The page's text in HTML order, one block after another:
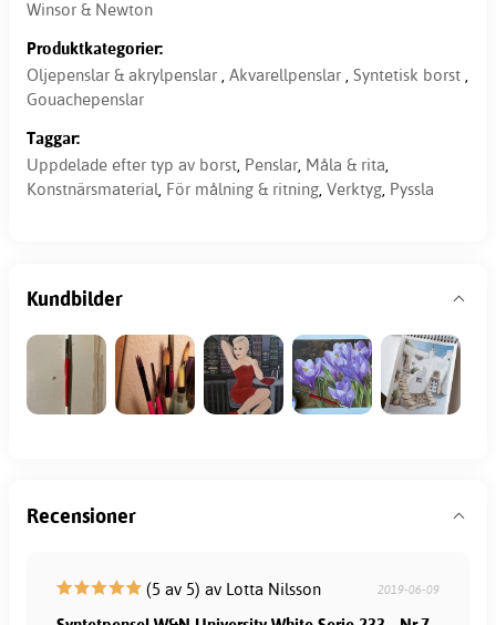
Winsor & Newton
Produktkategorier:
Oljepenslar & akrylpenslar , Akvarellpenslar , Syntetisk borst ,
Gouachepenslar
Taggar:
Uppdelade efter typ av borst, Penslar, Måla & rita,
Konstnärsmaterial, För målning & ritning, Verktyg, Pyssla
Kundbilder
Recensioner
(5 av 5) av Lotta Nilsson 2019-06-09